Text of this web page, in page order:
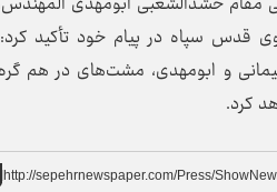
قدس سپاه در پیام خود تأکید
و ابومهدی، مشت‌های در هم
کرد.
http://sepehrnewspaper.com/Press/